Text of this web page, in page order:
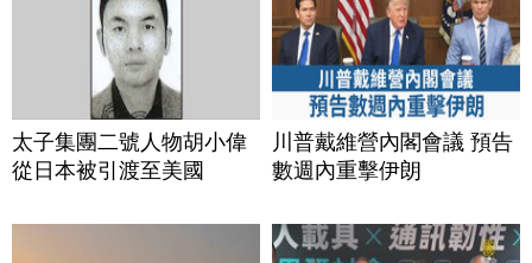
太子集團二號人物胡小偉
從日本被引渡至美國
川普戴維營內閣會議 預告
數週內重擊伊朗